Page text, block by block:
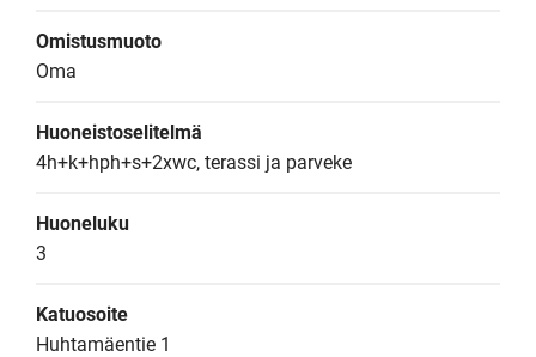
Omistusmuoto
Oma
Huoneistoselitelmä
4h+k+hph+s+2xwc, terassi ja parveke
Huoneluku
3
Katuosoite
Huhtamäentie 1